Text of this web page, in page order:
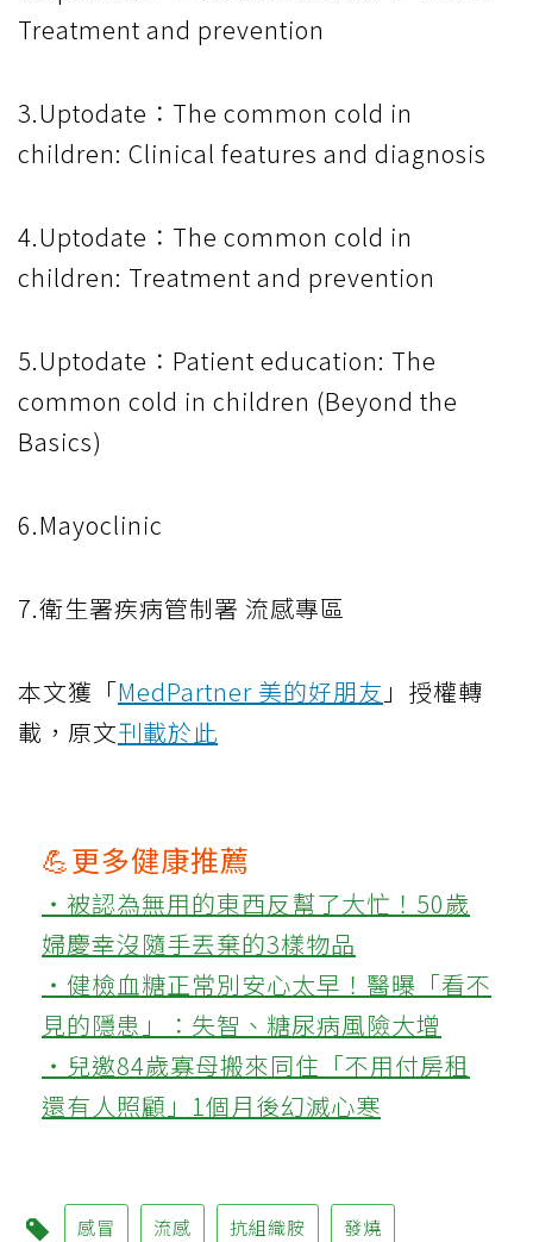
Treatment and prevention
3.Uptodate：The common cold in
children: Clinical features and diagnosis
4.Uptodate：The common cold in
children: Treatment and prevention
5.Uptodate：Patient education: The
common cold in children (Beyond the
Basics)
6.Mayoclinic
7.衛生署疾病管制署 流感專區
本文獲「MedPartner 美的好朋友 」授權轉
載，原文刊載於此
💪更多健康推薦
‧被認為無用的東西反幫了大忙！50歲
婦慶幸沒隨手丟棄的3樣物品
‧健檢血糖正常別安心太早！醫曝「看不
見的隱患」：失智、糖尿病風險大增
‧兒邀84歲寡母搬來同住「不用付房租
還有人照顧」1個月後幻滅心寒
感冒 流感 抗組織胺 發燒